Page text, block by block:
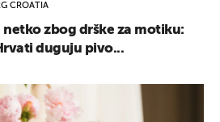
CROATIA
netko zbog drške za motiku:
duguju pivo...